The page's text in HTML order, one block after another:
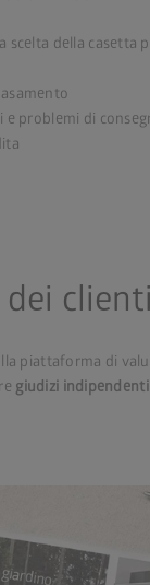
scelta della casetta
e problemi di
clienti
piattaforma di
giudizi indipendenti